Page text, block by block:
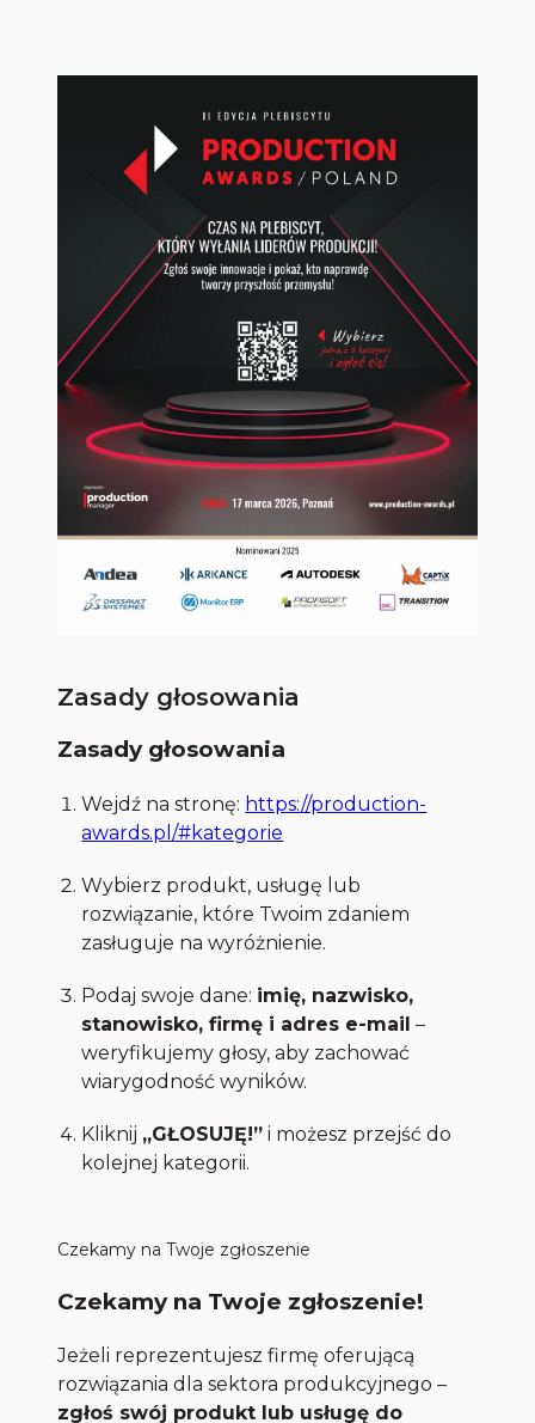
Zasady głosowania
Zasady głosowania
Wejdź na stronę: https://production-
awards.pl/#kategorie
Wybierz produkt, usługę lub
rozwiązanie, które Twoim zdaniem
zasługuje na wyróżnienie.
Podaj swoje dane: imię, nazwisko,
stanowisko, firmę i adres e-mail –
weryfikujemy głosy, aby zachować
wiarygodność wyników.
Kliknij „GŁOSUJĘ!” i możesz przejść do
kolejnej kategorii.
Czekamy na Twoje zgłoszenie
Czekamy na Twoje zgłoszenie!
Jeżeli reprezentujesz firmę oferującą
rozwiązania dla sektora produkcyjnego –
zgłoś swój produkt lub usługę do